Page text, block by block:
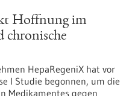
Hoffnung im
chronische
HepaRegeniX hat vor
I Studie begonnen, um die
Medikamentes gegen